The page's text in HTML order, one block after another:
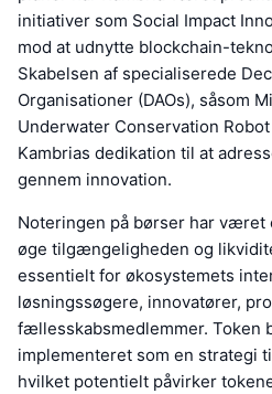
initiativer som Social Impact
mod at udnytte blockchain-
Skabelsen af specialiserede
Organisationer (DAOs), såsom
Underwater Conservation
Kambrias dedikation til at
gennem innovation.
Noteringen på børser har været
øge tilgængeligheden og
essentielt for økosystemets
løsningssøgere, innovatører,
fællesskabsmedlemmer. Token
implementeret som en strategi
hvilket potentielt påvirker